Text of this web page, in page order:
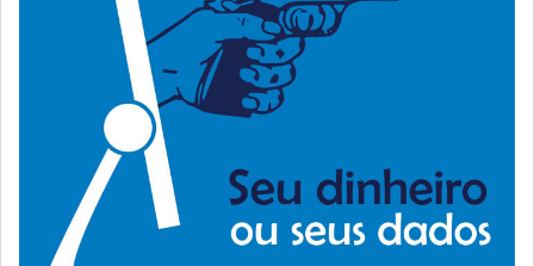
Contato Rz Sistemas
Buscar no Site